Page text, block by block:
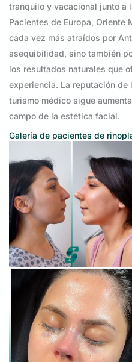
tranquilo y vacacional junto a
Pacientes de Europa, Oriente
cada vez más atraídos por
asequibilidad, sino también
los resultados naturales que
experiencia. La reputación de
turismo médico sigue
campo de la estética facial.
Galería de pacientes de